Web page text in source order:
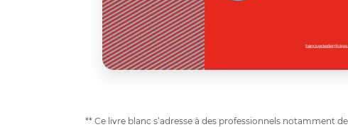
** Ce livre blanc s’adresse à des professionnels notamment